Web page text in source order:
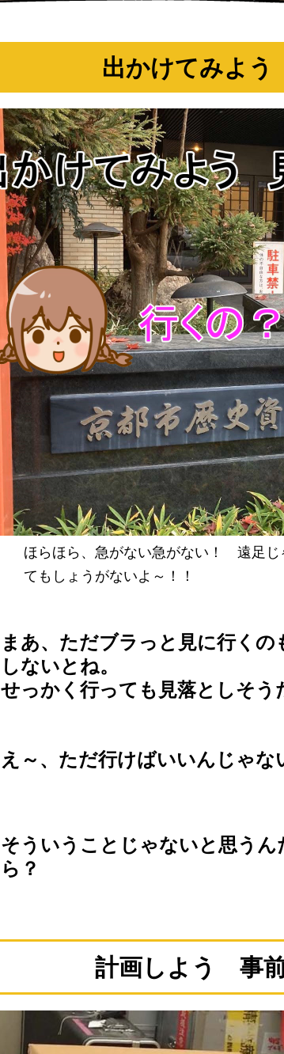
出かけてみよ
ほらほら、急がない急がない！ 遠足じ
てもしょうがないよ～！！
まあ、ただブラっと見に行く
しないとね。
せっかく行っても見落としそう
え～、ただ行けばいいんじゃ
そういうことじゃないと思う
ら？
計画しよう 事前